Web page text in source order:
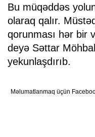
Bu müqəddəs
olaraq qalır.
qorunması hər bir
deyə Səttar
yekunlaşdırıb.
Məlumatlanmaq üçün